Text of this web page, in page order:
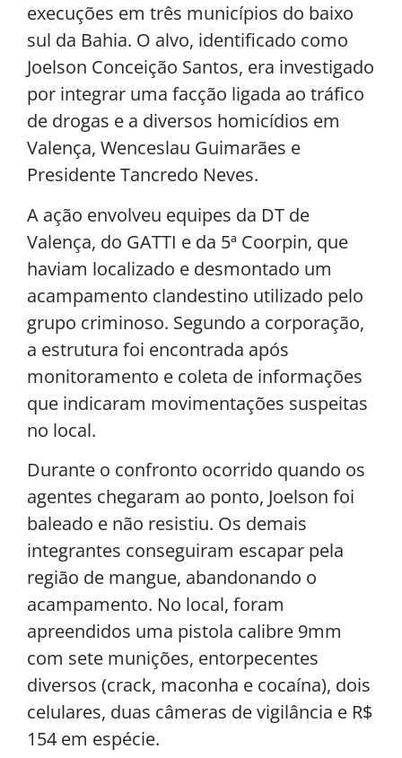
execuções em três municípios do baixo
sul da Bahia. O alvo, identificado como
Joelson Conceição Santos, era investigado
por integrar uma facção ligada ao tráfico
de drogas e a diversos homicídios em
Valença, Wenceslau Guimarães e
Presidente Tancredo Neves.
A ação envolveu equipes da DT de
Valença, do GATTI e da 5ª Coorpin, que
haviam localizado e desmontado um
acampamento clandestino utilizado pelo
grupo criminoso. Segundo a corporação,
a estrutura foi encontrada após
monitoramento e coleta de informações
que indicaram movimentações suspeitas
no local.
Durante o confronto ocorrido quando os
agentes chegaram ao ponto, Joelson foi
baleado e não resistiu. Os demais
integrantes conseguiram escapar pela
região de mangue, abandonando o
acampamento. No local, foram
apreendidos uma pistola calibre 9mm
com sete munições, entorpecentes
diversos (crack, maconha e cocaína), dois
celulares, duas câmeras de vigilância e R$
154 em espécie.